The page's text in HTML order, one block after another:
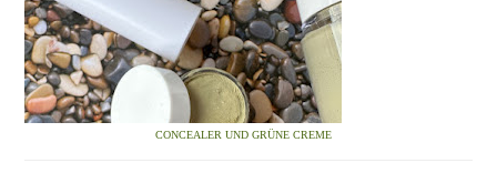
CONCEALER UND GRÜNE CREME